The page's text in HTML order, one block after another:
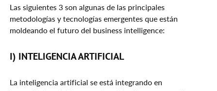
Las siguientes 3 son algunas de las principales
metodologías y tecnologías emergentes que están
moldeando el futuro del business intelligence:
I) INTELIGENCIA ARTIFICIAL
La inteligencia artificial se está integrando en